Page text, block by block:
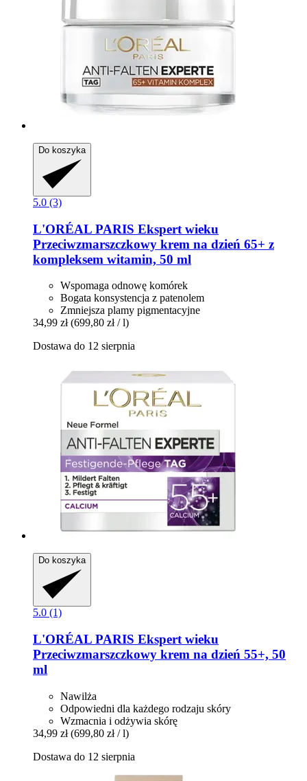
Do koszyka
5.0 (3)
L'ORÉAL PARIS Ekspert wieku
Przeciwzmarszczkowy krem na dzień 65+ z
kompleksem witamin, 50 ml
Wspomaga odnowę komórek
Bogata konsystencja z patenolem
Zmniejsza plamy pigmentacyjne
34,99 zł (699,80 zł / l)
Dostawa do 12 sierpnia
Do koszyka
5.0 (1)
L'ORÉAL PARIS Ekspert wieku
Przeciwzmarszczkowy krem na dzień 55+, 50
ml
Nawilża
Odpowiedni dla każdego rodzaju skóry
Wzmacnia i odżywia skórę
34,99 zł (699,80 zł / l)
Dostawa do 12 sierpnia